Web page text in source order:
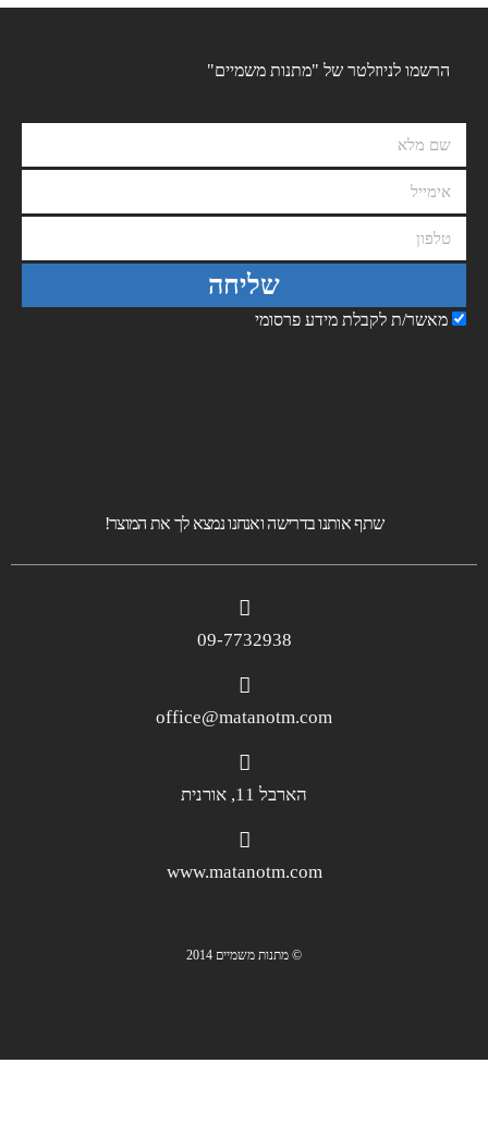
הרשמו לניוזלטר של "מתנות משמיים"
מאשר/ת לקבלת מידע פרסומי
שליחה
שתף אותנו בדרישה ואנחנו נמצא לך את המוצר!
09-7732938
office@matanotm.com
הארבל 11, אורנית
www.matanotm.com
© מתנות משמיים 2014